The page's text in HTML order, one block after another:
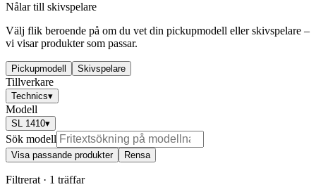
Nålar till skivspelare
Välj flik beroende på om du vet din pickupmodell eller skivspelare –
vi visar produkter som passar.
Pickupmodell Skivspelare
Tillverkare
Technics▾
Modell
SL 1410▾
Sök modell
Visa passande produkter Rensa
Filtrerat · 1 träffar